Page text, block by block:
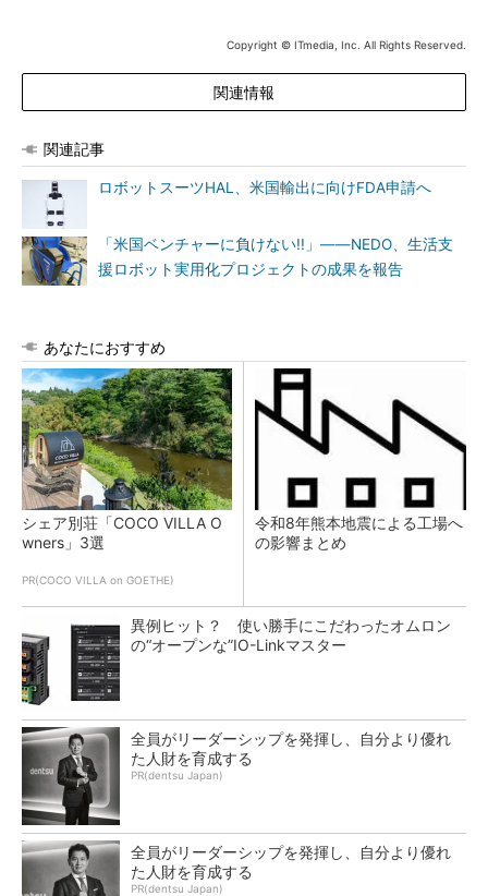
Copyright © ITmedia, Inc. All Rights Reserved.
関連情報
関連記事
ロボットスーツHAL、米国輸出に向けFDA申請へ
「米国ベンチャーに負けない!!」――NEDO、生活支
援ロボット実用化プロジェクトの成果を報告
あなたにおすすめ
シェア別荘「COCO VILLA O
wners」3選
PR(COCO VILLA on GOETHE)
令和8年熊本地震による工場へ
の影響まとめ
異例ヒット？ 使い勝手にこだわったオムロン
の“オープンな”IO-Linkマスター
全員がリーダーシップを発揮し、自分より優れ
た人財を育成する
PR(dentsu Japan)
全員がリーダーシップを発揮し、自分より優れ
た人財を育成する
PR(dentsu Japan)